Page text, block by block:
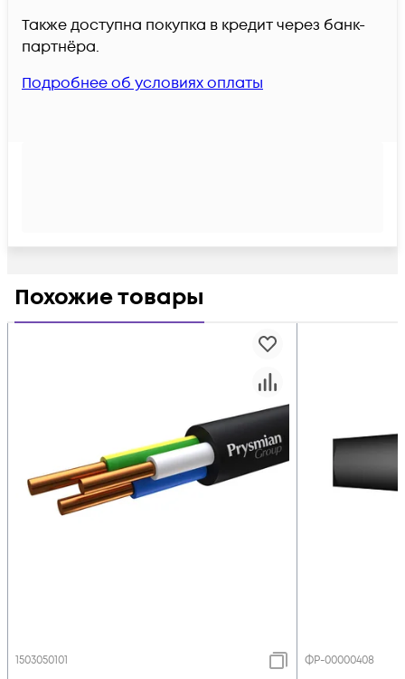
Также доступна покупка в кредит через банк-
партнёра.
Подробнее об условиях оплаты
Похожие товары
1503050101 ФР-00000408